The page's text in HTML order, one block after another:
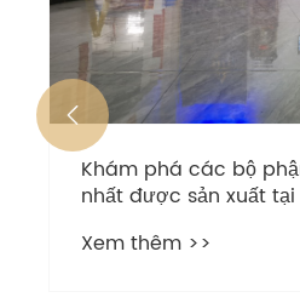
Khám phá các bộ
nhất được sản xuất
Shunde!
Xem thêm >>
